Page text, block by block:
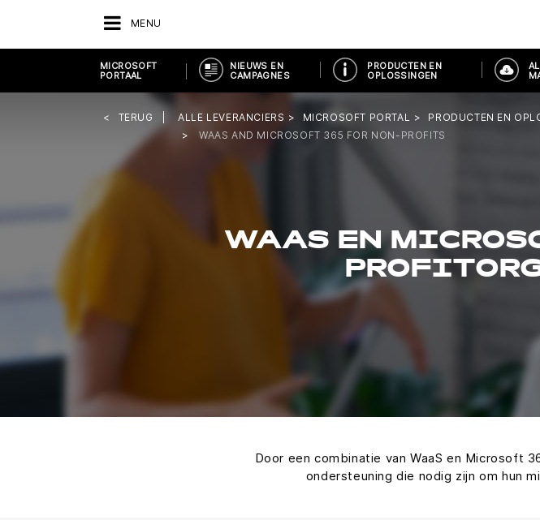
MENU
MICROSOFT
PORTAAL
NIEUWS EN
CAMPAGNES
PRODUCTEN EN
OPLOSSINGEN
TERUG ALLE LEVERANCIERS MICROSOFT PORTAL PRODUCTEN EN
WAAS AND MICROSOFT 365 FOR NON-PROFITS
WAAS EN
Door een combinatie van WaaS en Microsoft
ondersteuning die nodig zijn om hun